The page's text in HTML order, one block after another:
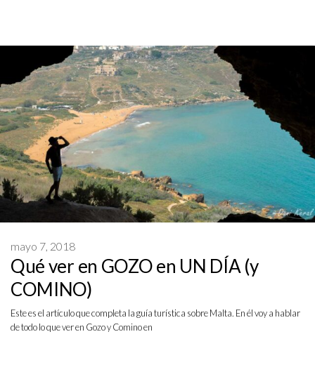
Qué ver en GOZO en UN DÍA (y
COMINO)
mayo 7, 2018
Este es el artículo que completa la guía turística sobre Malta. En él voy a hablar
de todo lo que ver en Gozo y Comino en